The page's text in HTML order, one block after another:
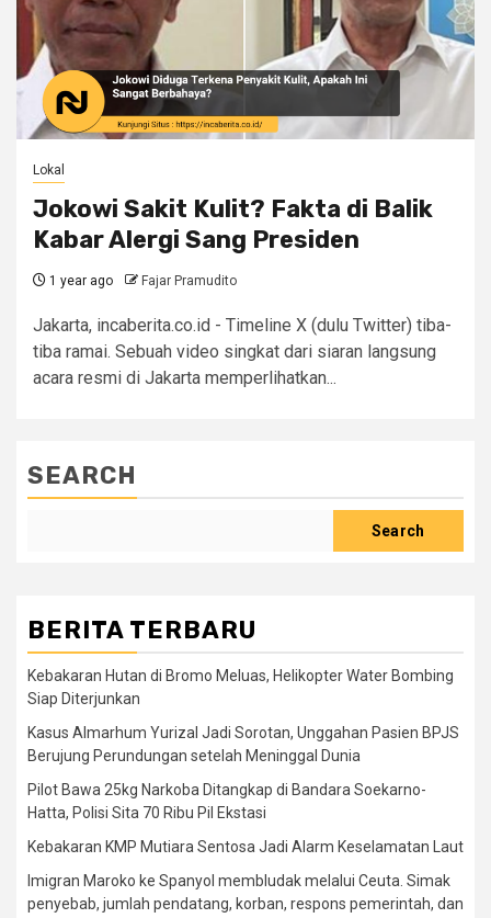
Lokal
Jokowi Sakit Kulit? Fakta di Balik
Kabar Alergi Sang Presiden
1 year ago Fajar Pramudito
Jakarta, incaberita.co.id - Timeline X (dulu Twitter) tiba-
tiba ramai. Sebuah video singkat dari siaran langsung
acara resmi di Jakarta memperlihatkan...
SEARCH
Search
BERITA TERBARU
Kebakaran Hutan di Bromo Meluas, Helikopter Water Bombing
Siap Diterjunkan
Kasus Almarhum Yurizal Jadi Sorotan, Unggahan Pasien BPJS
Berujung Perundungan setelah Meninggal Dunia
Pilot Bawa 25kg Narkoba Ditangkap di Bandara Soekarno-
Hatta, Polisi Sita 70 Ribu Pil Ekstasi
Kebakaran KMP Mutiara Sentosa Jadi Alarm Keselamatan Laut
Imigran Maroko ke Spanyol membludak melalui Ceuta. Simak
penyebab, jumlah pendatang, korban, respons pemerintah, dan